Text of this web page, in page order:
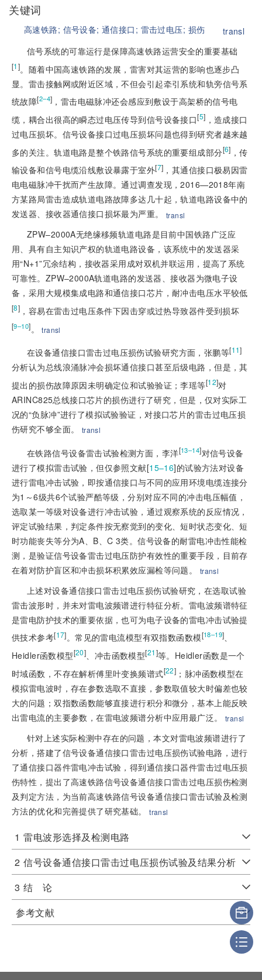
关键词
高速铁路; 信号设备;通信接口; 雷击过电压; 损伤
transl
信号系统的可靠运行是保障高速铁路运营安全的重要基础
[1]。随着中国高速铁路的发展，雷害对其运营的影响也逐步凸
显。雷击接触网或附近区域，不但会引起牵引系统和轨旁信号系
统故障[2–4] ，雷击电磁脉冲还会感应到敷设于高架桥的信号电
缆，耦合出很高的瞬态过电压传导到信号设备接口[5] ，造成接口
过电压损坏。信号设备接口过电压损坏问题也得到研究者越来越
多的关注。轨道电路是整个铁路信号系统的重要组成部分[6] ，传
输设备和信号电缆沿线敷设暴露于室外[7] ，其通信接口极易因雷
电电磁脉冲干扰而产生故障。通过调查发现，2016—2018年南
方某路局雷击造成轨道电路故障多达几十起，轨道电路设备中的
发送器、接收器通信接口损坏最为严重。
transl
ZPW–2000A无绝缘移频轨道电路是目前中国铁路广泛应
用、具有自主知识产权的轨道电路设备，该系统中的发送器采
用“N+1”冗余结构，接收器采用成对双机并联运用，提高了系统
可靠性。ZPW–2000A轨道电路的发送器、接收器为微电子设
备，采用大规模集成电路和通信接口芯片，耐冲击电压水平较低
[8] ，容易在雷击过电压条件下因击穿或过热导致器件受到损坏
[9–10]。 transl
在设备通信接口雷击过电压损伤试验研究方面，张鹏等[11]
分析认为总线浪涌脉冲会损坏通信接口甚至后级电路，但是，其
提出的损伤故障原因未明确定位和试验验证；李瑶等[12]对
ARINC825总线接口芯片的损伤进行了研究，但是，仅对实际工
况的“负脉冲”进行了模拟试验验证，对接口芯片的雷击过电压损
伤研究不够全面。
transl
在铁路信号设备雷击试验检测方面，李洋[13–14]对信号设备
进行了模拟雷击试验，但仅参照文献[15–16]的试验方法对设备
进行雷电冲击试验，即按通信接口与不同的应用环境电缆连接分
为1～6级共6个试验严酷等级，分别对应不同的冲击电压幅值，
选取某一等级对设备进行冲击试验，通过观察系统的反应情况，
评定试验结果，判定条件按无察觉到的变化、短时状态变化、短
时功能丧失等分为A、B、C 3类。信号设备的耐雷电冲击性能检
测，是验证信号设备雷击过电压防护有效性的重要手段，目前存
在着对防护盲区和冲击损坏积累效应漏检等问题。
transl
上述对设备通信接口雷击过电压损伤试验研究，在选取试验
雷击波形时，并未对雷电波频谱进行特征分析。雷电波频谱特征
是雷电防护技术的重要依据，也可为电子设备的雷电冲击试验提
供技术参考[17]。常见的雷电流模型有双指数函数模[18–19]、
Heidler函数模型[20] 、冲击函数模型[21]等。Heidler函数是一个
时域函数，不存在解析傅里叶变换频谱式[22] ；脉冲函数模型在
模拟雷电波时，存在参数选取不直接，参数取值较大时偏差也较
大的问题；双指数函数能够直接进行积分和微分，基本上能反映
出雷电流的主要参数，在雷电波频谱分析中应用最广泛。
transl
针对上述实际检测中存在的问题，本文对雷电波频谱进行了
分析，搭建了信号设备通信接口雷击过电压损伤试验电路，进行
了通信接口器件雷电冲击试验，得到通信接口器件雷击过电压损
伤特性，提出了高速铁路信号设备通信接口雷击过电压损伤检测
及判定方法，为当前高速铁路信号设备通信接口雷击试验及检测
方法的优化和完善提供了研究基础。
transl
1 雷电波形选择及检测电路
2 信号设备通信接口雷击过电压损伤试验及结果分析
3 结 论
参考文献